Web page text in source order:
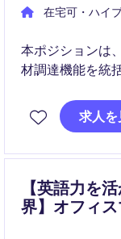
在宅可・ハイ
本ポジションは
材調達機能を統
関係者と連携し
ー管理、KPIお
求人を
【英語力を
界】オフィ